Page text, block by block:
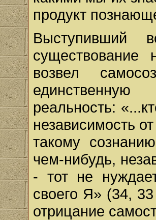
продукт
Выступивший
возвел
реальность:
независимость
такому
чем-нибудь,
- тот не
своего Я» (34,
отрицание